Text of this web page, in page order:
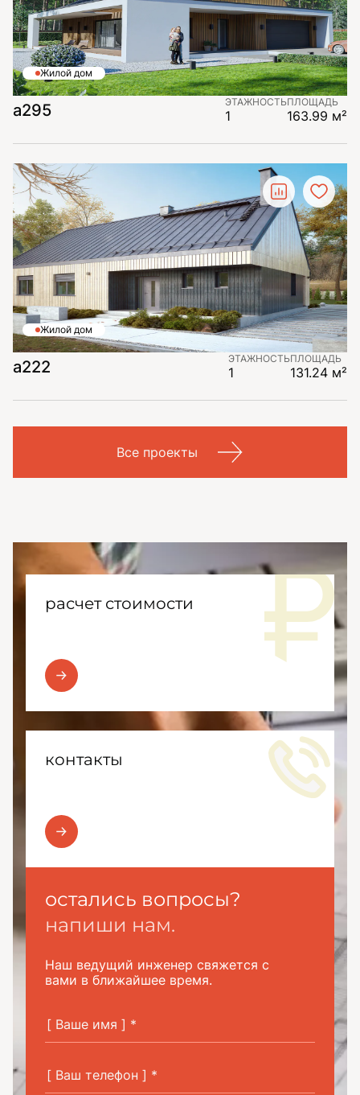
Жилой дом
а295 ЭТАЖНОСТЬ
1
ПЛОЩАДЬ
163.99 м²
Жилой дом
a222 ЭТАЖНОСТЬ
1
ПЛОЩАДЬ
131.24 м²
Все проекты
расчет стоимости
контакты
остались вопросы?
напиши нам.
Наш ведущий инженер свяжется с
вами в ближайшее время.